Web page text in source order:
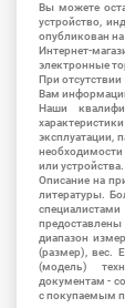
Вы можете
устройство,
опубликован
Интернет-
электронные
При
Вам
Наши
эксплуатации,
или устройства.
Описание на
литературы.
диапазон
(размер), вес.
(модель)
документам -
с покупаемым